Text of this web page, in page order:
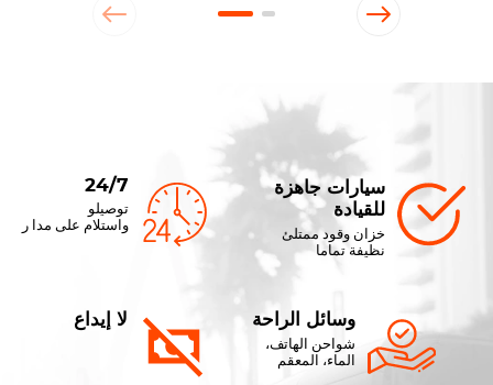
24/7
توصيلو
واستلام على مدا ر
سيارات جاهزة
للقيادة
خزان وقود ممتلئ
نظيفة تماما
لا إيداع وسائل الراحة
شواحن الهاتف،
الماء، المعقم